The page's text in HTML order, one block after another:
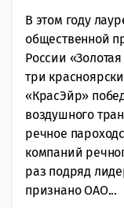
В этом году
общественной
России
три
«КрасЭйр»
воздушного
речное
компаний
раз подряд
признано ОАО...